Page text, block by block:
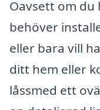
Oavsett om du
behöver
eller bara vill
ditt hem eller
låssmed ett